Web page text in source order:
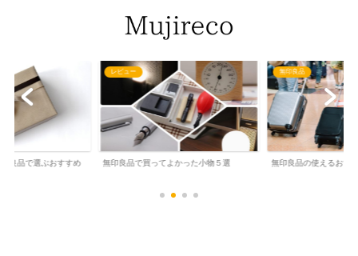
良品で選ぶおすすめ
レビュー
無印良品で買ってよかった小物５選
無印良品
無印良品の使えるおす